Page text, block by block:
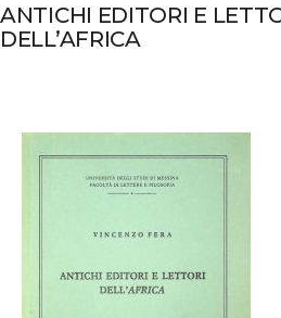
ANTICHI EDITORI E
DELL’AFRICA